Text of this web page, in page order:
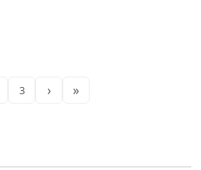
3 › »